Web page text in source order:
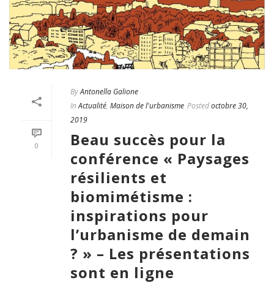
0
ByAntonella Galione
In Actualité, Maison de l'urbanisme Postedoctobre 30,
2019
Beau succès pour la
conférence « Paysages
résilients et
biomimétisme :
inspirations pour
l’urbanisme de demain
? » – Les présentations
sont en ligne